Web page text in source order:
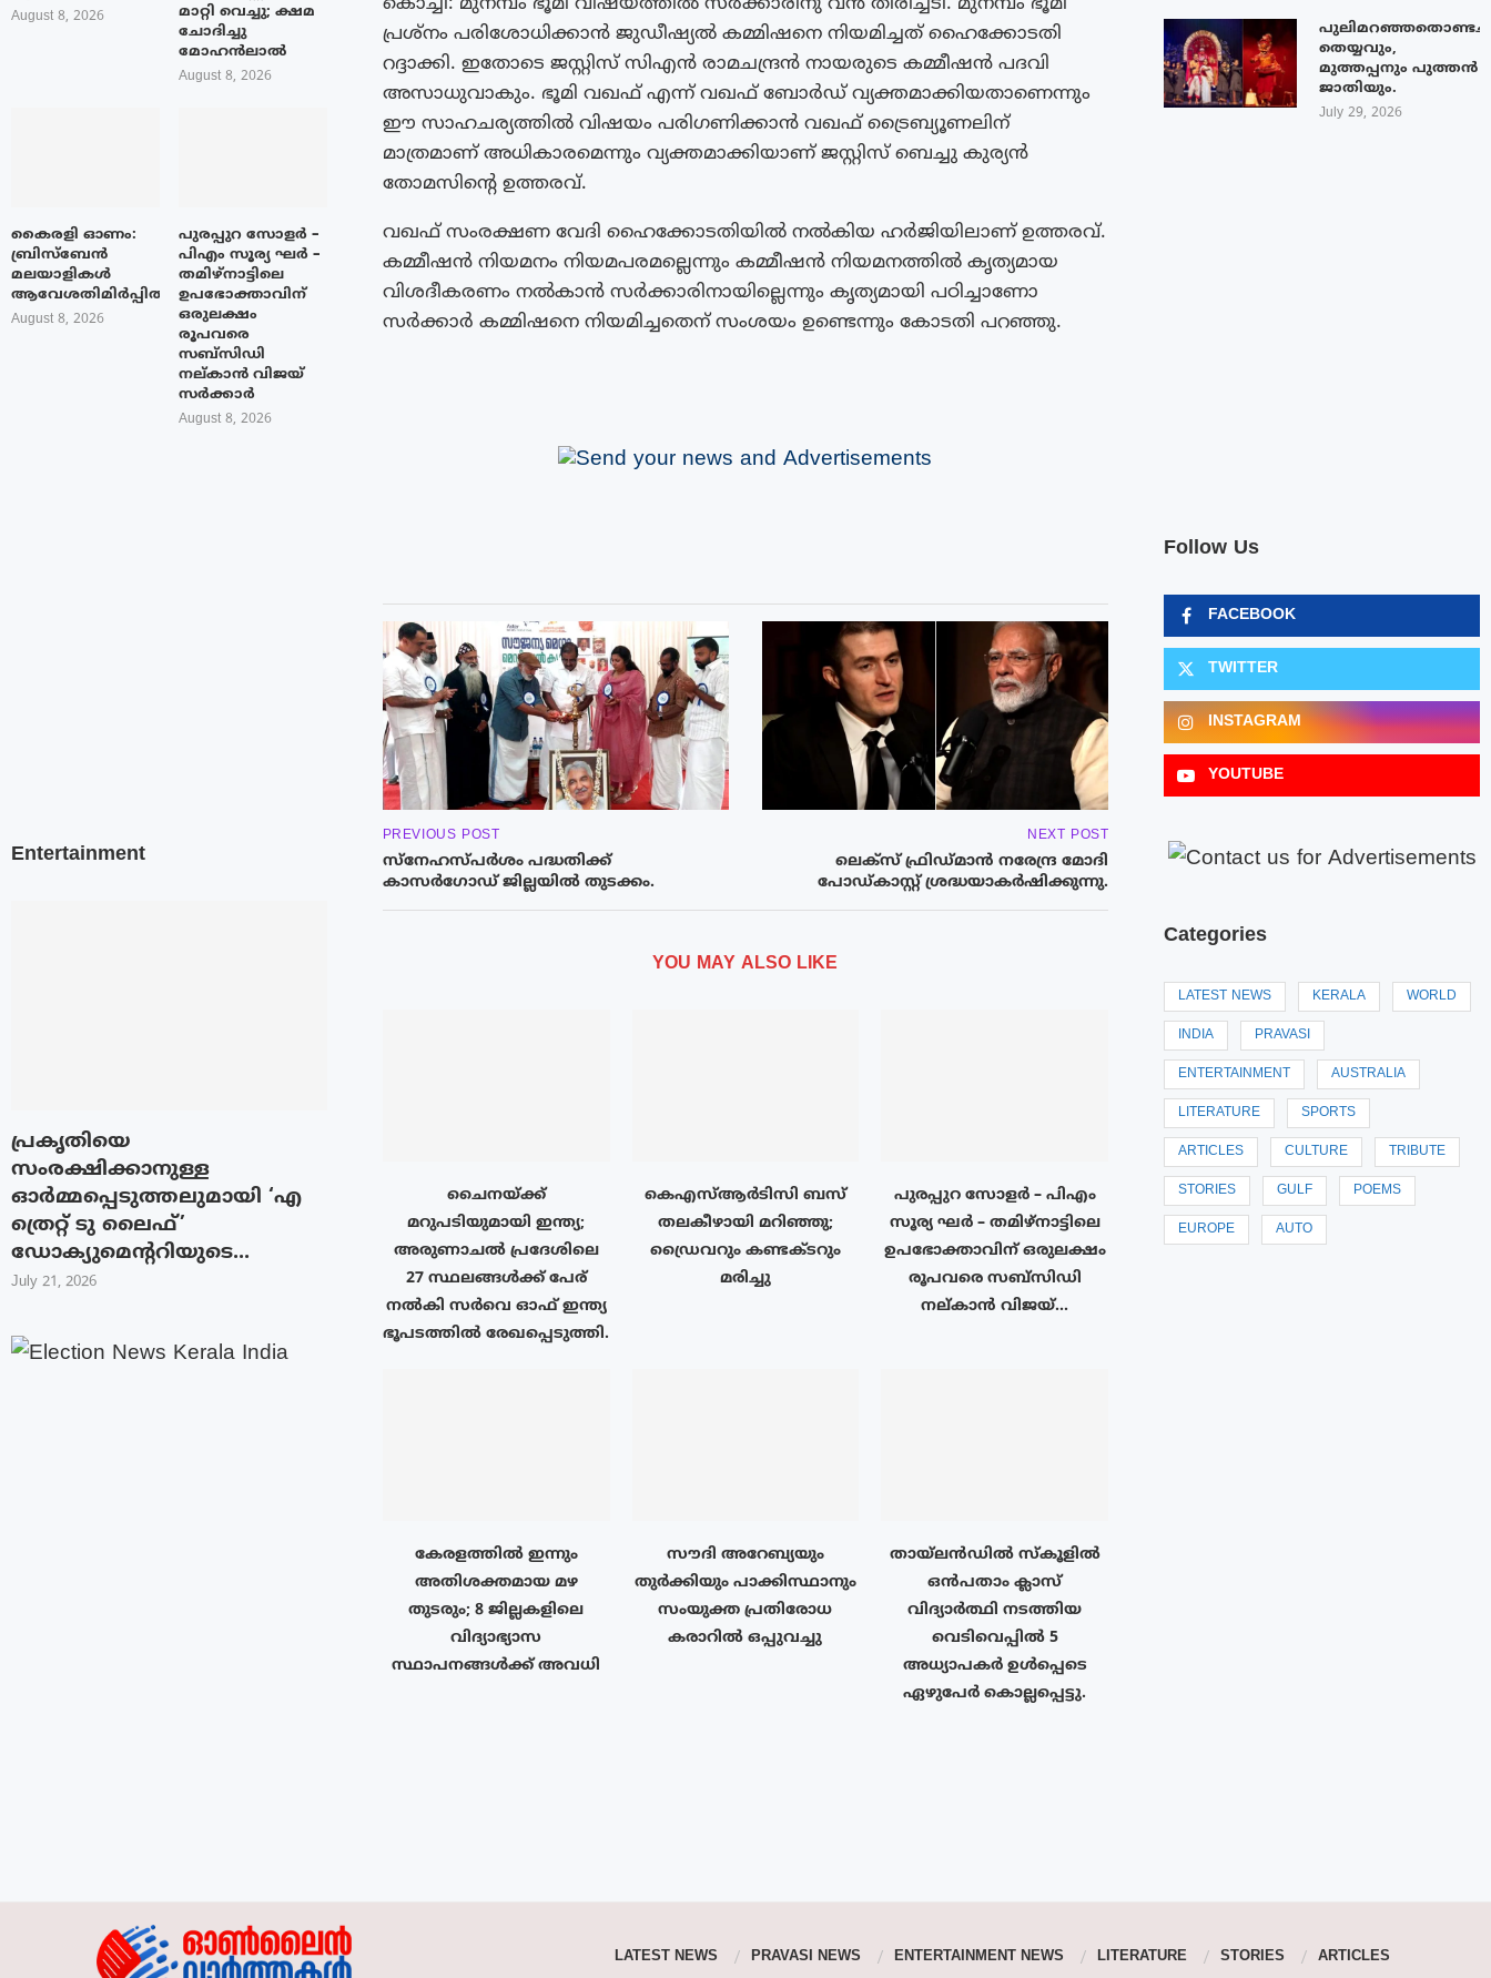
കൊച്ചി: മുനമ്പം ഭൂമി വിഷയത്തിൽ സർക്കാരിനു വൻ തിരിച്ചടി. മുനമ്പം ഭൂമി
പ്രശ്നം പരിശോധിക്കാൻ ജുഡീഷ്യൽ കമ്മിഷനെ നിയമിച്ചത് ഹൈക്കോടതി
റദ്ദാക്കി. ഇതോടെ ജസ്റ്റിസ് സിഎൻ രാമചന്ദ്രൻ നായരുടെ കമ്മീഷൻ പദവി
അസാധുവാകും. ഭൂമി വഖഫ് എന്ന് വഖഫ് ബോർഡ് വ്യക്തമാക്കിയതാണെന്നും
ഈ സാഹചര്യത്തിൽ വിഷയം പരിഗണിക്കാൻ വഖഫ് ട്രൈബ്യൂണലിന്
മാത്രമാണ് അധികാരമെന്നും വ്യക്തമാക്കിയാണ് ജസ്റ്റിസ് ബെച്ചു കുര്യൻ
തോമസിന്റെ ഉത്തരവ്.
വഖഫ് സംരക്ഷണ വേദി ഹൈക്കോടതിയിൽ നൽകിയ ഹർജിയിലാണ് ഉത്തരവ്.
കമ്മീഷൻ നിയമനം നിയമപരമല്ലെന്നും കമ്മീഷൻ നിയമനത്തിൽ കൃത്യമായ
വിശദീകരണം നൽകാൻ സർക്കാരിനായില്ലെന്നും കൃത്യമായി പഠിച്ചാണോ
സർക്കാർ കമ്മിഷനെ നിയമിച്ചതെന് സംശയം ഉണ്ടെന്നും കോടതി പറഞ്ഞു.
PREVIOUS POST
സ്നേഹസ്പർശം പദ്ധതിക്ക്
കാസർഗോഡ് ജില്ലയിൽ തുടക്കം.
NEXT POST
ലെക്സ് ഫ്രിഡ്മാൻ നരേന്ദ്ര മോദി
പോഡ്കാസ്റ്റ് ശ്രദ്ധയാകർഷിക്കുന്നു.
YOU MAY ALSO LIKE
ചൈനയ്ക്ക്
മറുപടിയുമായി ഇന്ത്യ;
അരുണാചൽ പ്രദേശിലെ
27 സ്ഥലങ്ങൾക്ക് പേര്
നൽകി സർവെ ഓഫ് ഇന്ത്യ
ഭൂപടത്തിൽ രേഖപ്പെടുത്തി.
കെഎസ്ആർടിസി ബസ്
തലകീഴായി മറിഞ്ഞു;
ഡ്രൈവറും കണ്ടക്ടറും
മരിച്ചു
പുരപ്പുറ സോളർ – പിഎം
സൂര്യ ഘർ – തമിഴ്നാട്ടിലെ
ഉപഭോക്താവിന് ഒരുലക്ഷം
രൂപവരെ സബ്സിഡി
നല്കാൻ വിജയ്...
കേരളത്തിൽ ഇന്നും
അതിശക്തമായ മഴ
തുടരും; 8 ജില്ലകളിലെ
വിദ്യാഭ്യാസ
സ്ഥാപനങ്ങൾക്ക് അവധി
സൗദി അറേബ്യയും
തുർക്കിയും പാക്കിസ്ഥാനും
സംയുക്ത പ്രതിരോധ
കരാറിൽ ഒപ്പുവച്ചു
തായ്‌ലൻഡിൽ സ്കൂളിൽ
ഒൻപതാം ക്ലാസ്
വിദ്യാർത്ഥി നടത്തിയ
വെടിവെപ്പിൽ 5
അധ്യാപകർ ഉൾപ്പെടെ
ഏഴുപേർ കൊല്ലപ്പെട്ടു.
തെയ്യവും,
മുത്തപ്പനും പുത്തൻ
ജാതിയും.
July 29, 2026
Follow Us
FACEBOOK
TWITTER
INSTAGRAM
YOUTUBE
Categories
LATEST NEWS KERALA WORLD
INDIA PRAVASI
ENTERTAINMENT AUSTRALIA
LITERATURE SPORTS
ARTICLES CULTURE TRIBUTE
STORIES GULF POEMS
EUROPE AUTO
August 8, 2026
മാറ്റി വെച്ചു; ക്ഷമ
ചോദിച്ചു
മോഹൻലാൽ
August 8, 2026
കൈരളി ഓണം:
ബ്രിസ്ബേൻ
മലയാളികൾ
ആവേശതിമിർപ്പിൽ
August 8, 2026
പുരപ്പുറ സോളർ –
പിഎം സൂര്യ ഘർ –
തമിഴ്നാട്ടിലെ
ഉപഭോക്താവിന്
ഒരുലക്ഷം
രൂപവരെ
സബ്സിഡി
നല്കാൻ വിജയ്
സർക്കാർ
August 8, 2026
Entertainment
പ്രകൃതിയെ
സംരക്ഷിക്കാനുള്ള
ഓർമ്മപ്പെടുത്തലുമായി ‘എ
ത്രെറ്റ് ടു ലൈഫ്’
ഡോക്യുമെന്ററിയുടെ...
July 21, 2026
LATEST NEWS PRAVASI NEWS ENTERTAINMENT NEWS LITERATURE STORIES ARTICLES